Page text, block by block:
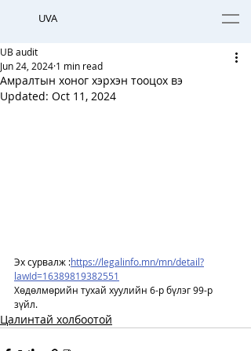
UVA
Амралтын хоног хэрхэн тооцох вэ
UB audit
Jun 24, 2024 1 min read
Updated: Oct 11, 2024
Эх сурвалж :https://legalinfo.mn/mn/detail?
lawId=16389819382551
Хөдөлмөрийн тухай хуулийн 6-р бүлэг 99-р
зүйл.
Цалинтай холбоотой